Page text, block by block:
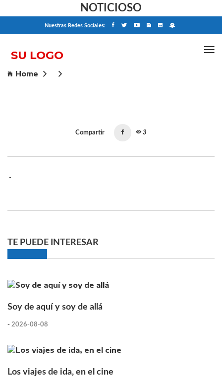
NOTICIOSO
Nuestras Redes Sociales:
Home
Compartir 3
-
TE PUEDE INTERESAR
Soy de aquí y soy de allá
- 2026-08-08
Los viajes de ida, en el cine